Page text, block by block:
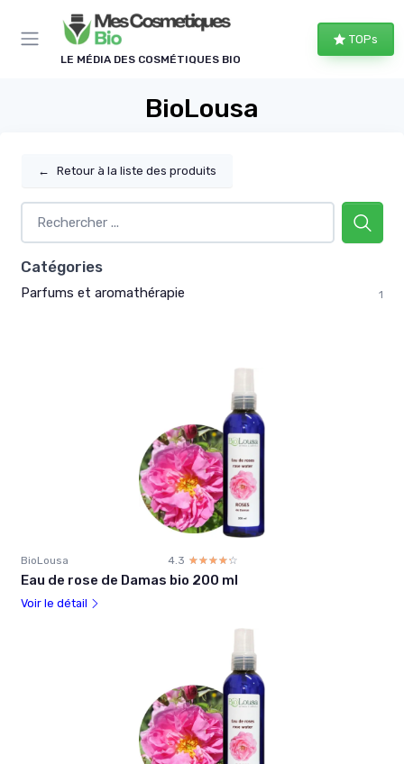
LE MÉDIA DES COSMÉTIQUES BIO
TOPs
BioLousa
← Retour à la liste des produits
Catégories
Parfums et aromathérapie 1
BioLousa 4.3 ☆☆☆☆☆
★★★★★
Eau de rose de Damas bio 200 ml
Voir le détail
Panneau de gestion des cookies